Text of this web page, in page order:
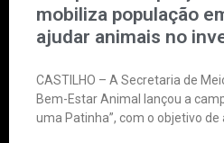
mobiliza população
ajudar animais no
CASTILHO – A Secretaria de
Bem-Estar Animal lançou a
uma Patinha”, com o objetivo